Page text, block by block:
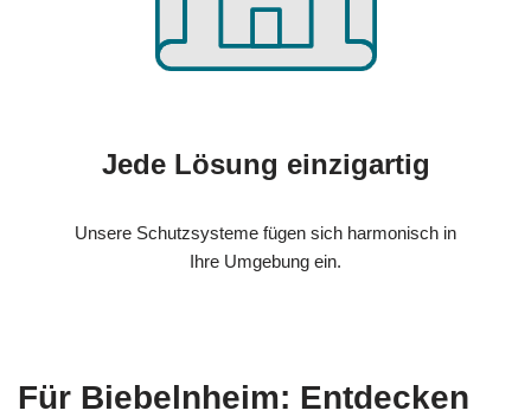
Jede Lösung einzigartig
Unsere Schutzsysteme fügen sich harmonisch in
Ihre Umgebung ein.
Für Biebelnheim: Entdecken